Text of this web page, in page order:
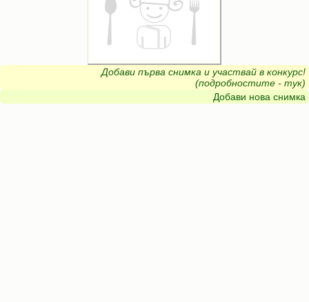
Добави първа снимка и участвай в конкурс!
(подробностите - тук)
Добави нова снимка